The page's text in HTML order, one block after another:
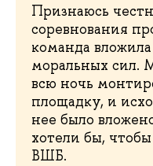
Признаюсь
соревнования
команда
моральных сил.
всю ночь
площадку, и
нее было
хотели бы, чтобы
ВШБ.